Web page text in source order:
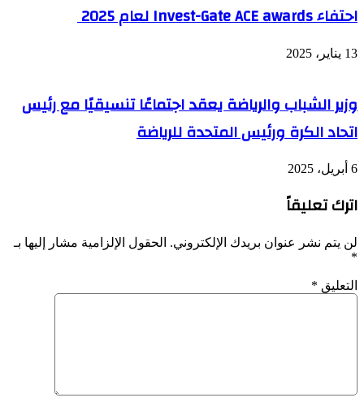
احتفاء Invest-Gate ACE awards لعام 2025
13 يناير، 2025
وزير الشباب والرياضة يعقد اجتماعًا تنسيقيًا مع رئيس
اتحاد الكرة ورئيس المتحدة للرياضة
6 أبريل، 2025
اترك تعليقاً
لن يتم نشر عنوان بريدك الإلكتروني. الحقول الإلزامية مشار إليها بـ
*
التعليق *